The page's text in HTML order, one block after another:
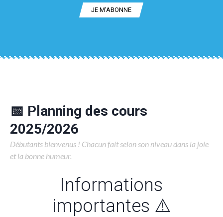
JE M′ABONNE
📅 Planning des cours
2025/2026
Débutants bienvenus ! Chacun fait selon son niveau dans la joie
et la bonne humeur.
Informations
importantes ⚠️